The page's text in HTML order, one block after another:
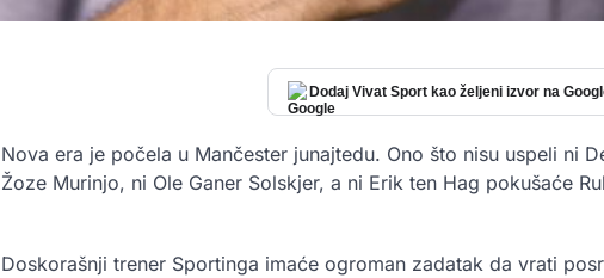
Dodaj Vivat Sport kao željeni izvor na
Nova era je počela u Mančester junajtedu. Ono što nisu uspeli ni
Žoze Murinjo, ni Ole Ganer Solskjer, a ni Erik ten Hag pokušaće
Doskorašnji trener Sportinga imaće ogroman zadatak da vrati